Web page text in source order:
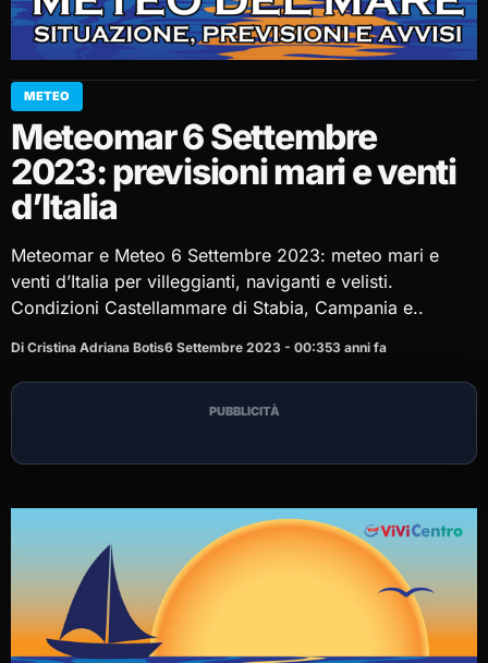
METEO
Meteomar 6 Settembre
2023: previsioni mari e venti
d’Italia
Meteomar e Meteo 6 Settembre 2023: meteo mari e
venti d’Italia per villeggianti, naviganti e velisti.
Condizioni Castellammare di Stabia, Campania e..
Di Cristina Adriana Botis6 Settembre 2023 - 00:353 anni fa
PUBBLICITÀ